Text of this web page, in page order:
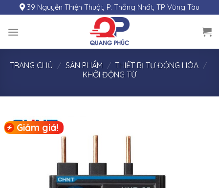
to
content
39 Nguyễn Thiện Thuật, P. Thắng Nhất, TP Vũng Tàu
TRANG CHỦ / SẢN PHẨM / THIẾT BỊ TỰ ĐỘNG HÓA /
KHỞI ĐỘNG TỪ
Giảm giá!